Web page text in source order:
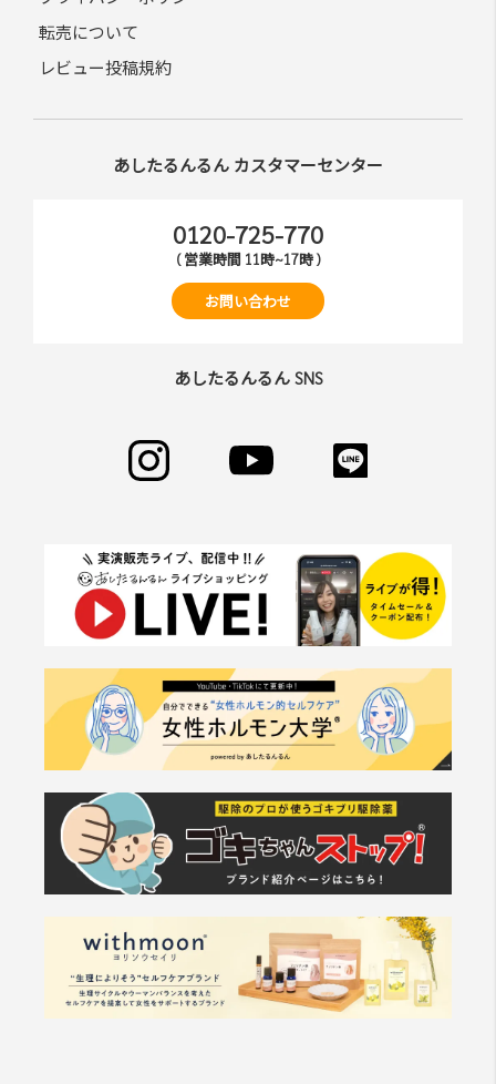
転売について
レビュー投稿規約
あしたるんるん カスタマーセンター
0120-725-770
( 営業時間 11時~17時 )
お問い合わせ
あしたるんるん SNS